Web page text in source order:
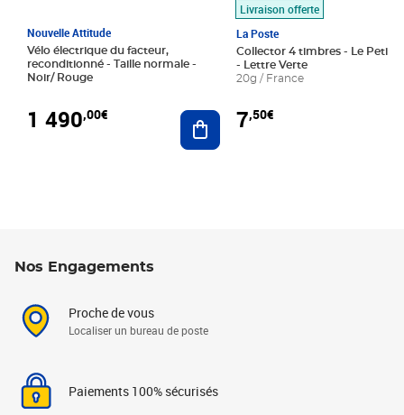
Nouvelle Attitude
Vélo électrique du facteur,
reconditionné - Taille normale -
Noir/ Rouge
1 490,00€ Ajouter au panier
Livraison offerte
La Poste
Collector 4 timbres - Le Petit
- Lettre Verte
20g / France
7,50€
Nos Engagements
Proche de vous
Localiser un bureau de poste
Paiements 100% sécurisés